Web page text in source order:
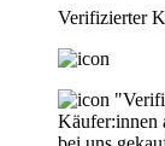
Verifizierter
Käufer:innen